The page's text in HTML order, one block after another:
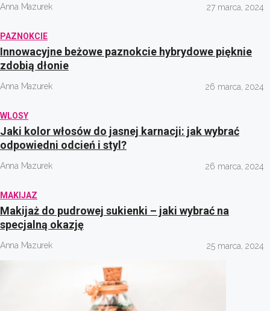
Anna Mazurek 27 marca, 2024
PAZNOKCIE
Innowacyjne beżowe paznokcie hybrydowe pięknie
zdobią dłonie
Anna Mazurek 26 marca, 2024
WLOSY
Jaki kolor włosów do jasnej karnacji: jak wybrać
odpowiedni odcień i styl?
Anna Mazurek 26 marca, 2024
MAKIJAZ
Makijaż do pudrowej sukienki – jaki wybrać na
specjalną okazję
Anna Mazurek 25 marca, 2024